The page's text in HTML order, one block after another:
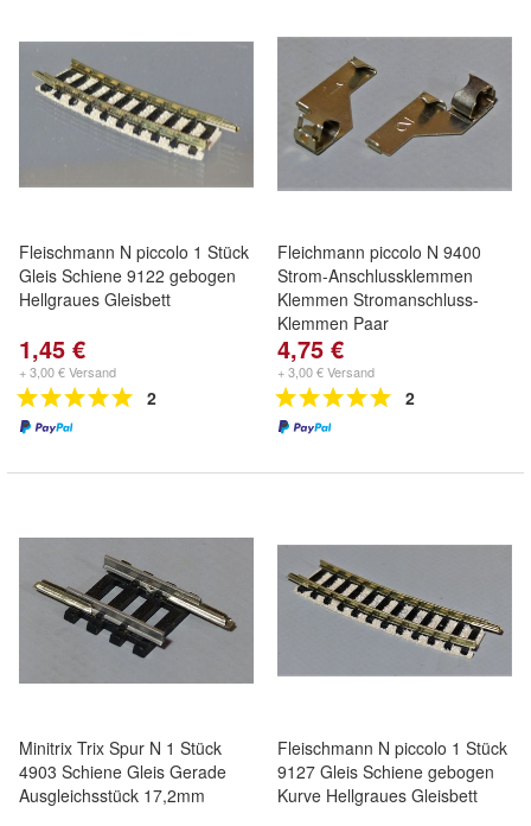
Fleischmann N piccolo 1 Stück
Gleis Schiene 9122 gebogen
Hellgraues Gleisbett
1,45 €
+ 3,00 € Versand
2
Fleichmann piccolo N 9400
Strom-Anschlussklemmen
Klemmen Stromanschluss-
Klemmen Paar
4,75 €
+ 3,00 € Versand
2
Minitrix Trix Spur N 1 Stück
4903 Schiene Gleis Gerade
Ausgleichsstück 17,2mm
Fleischmann N piccolo 1 Stück
9127 Gleis Schiene gebogen
Kurve Hellgraues Gleisbett